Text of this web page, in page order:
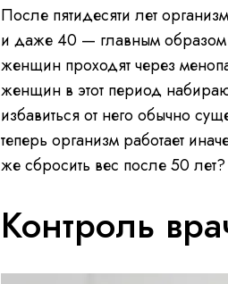
После пятидесяти лет
и даже 40 — главным образом
женщин проходят через
женщин в этот период
избавиться от него обычно
теперь организм работает
же сбросить вес после 50 лет?
Контроль